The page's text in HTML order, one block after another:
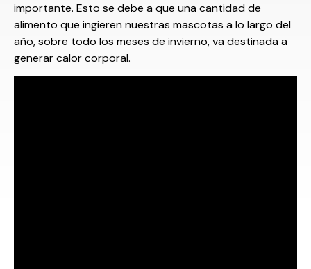
importante. Esto se debe a que una cantidad de
alimento que ingieren nuestras mascotas a lo largo del
año, sobre todo los meses de invierno, va destinada a
generar calor corporal.